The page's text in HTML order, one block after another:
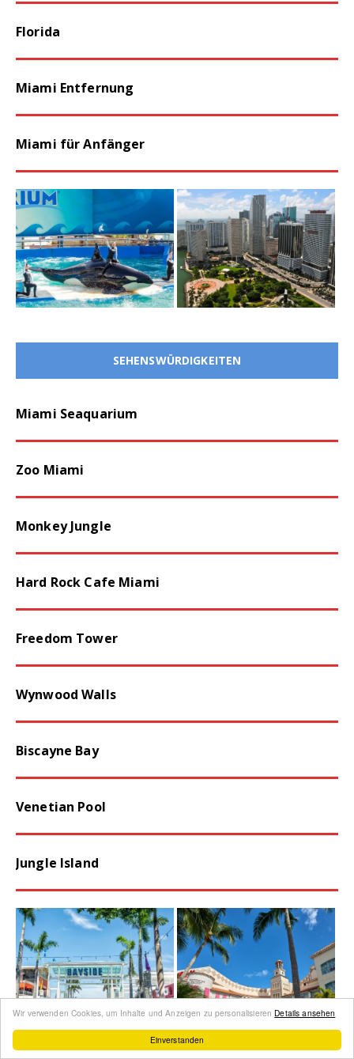
Einverstanden
Wir verwenden Cookies, um Inhalte und Anzeigen zu personalisieren Details ansehen
Florida
Miami Entfernung
Miami für Anfänger
SEHENSWÜRDIGKEITEN
Miami Seaquarium
Zoo Miami
Monkey Jungle
Hard Rock Cafe Miami
Freedom Tower
Wynwood Walls
Biscayne Bay
Venetian Pool
Jungle Island